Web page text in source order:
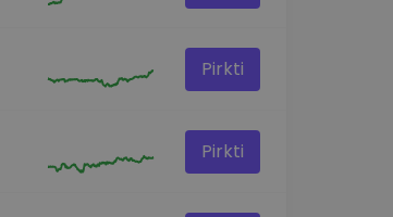
Pirkti
Pirkti